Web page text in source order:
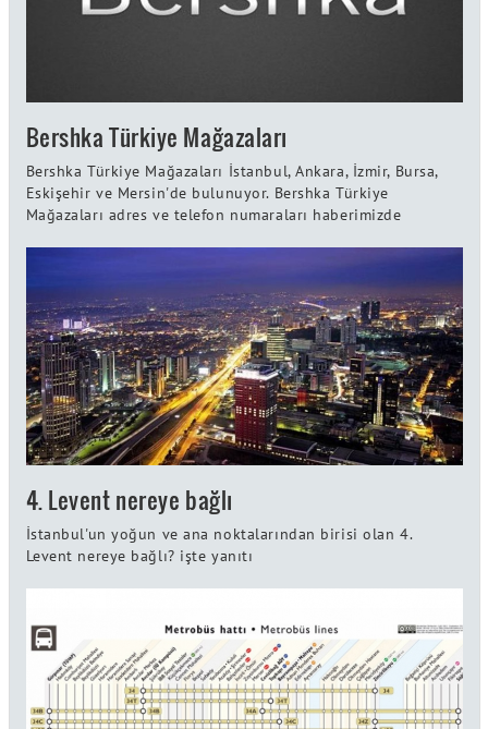
Bershka Türkiye Mağazaları
Bershka Türkiye Mağazaları İstanbul, Ankara, İzmir, Bursa,
Eskişehir ve Mersin'de bulunuyor. Bershka Türkiye
Mağazaları adres ve telefon numaraları haberimizde
4. Levent nereye bağlı
İstanbul'un yoğun ve ana noktalarından birisi olan 4.
Levent nereye bağlı? işte yanıtı